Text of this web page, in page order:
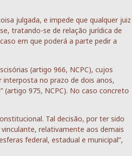
julgada, e impede que qualquer juiz
tratando-se de relação jurídica de
em que poderá a parte pedir a
(artigo 966, NCPC), cujos
interposta no prazo de dois anos,
975, NCPC). No caso concreto
Tal decisão, por ter sido
relativamente aos demais
federal, estadual e municipal”,